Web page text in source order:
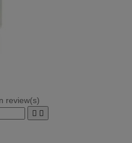
review(s)
 